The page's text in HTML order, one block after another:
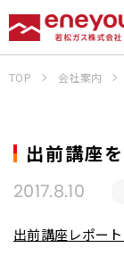
TOP 会社案内
2017.8.10
出前講座
出前講座レポー